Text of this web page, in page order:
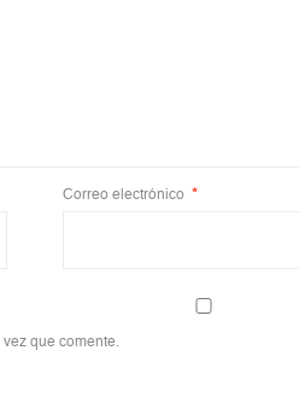
Correo electrónico *
que comente.